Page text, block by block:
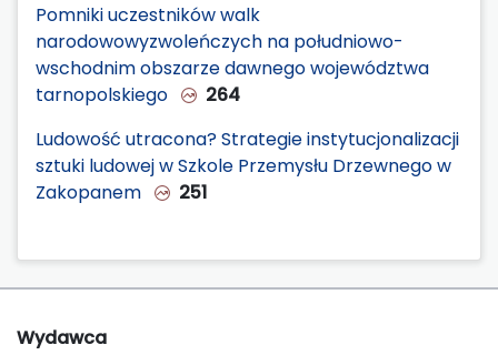
Pomniki uczestników walk
narodowowyzwoleńczych na południowo-
wschodnim obszarze dawnego województwa
tarnopolskiego
264
Ludowość utracona? Strategie instytucjonalizacji
sztuki ludowej w Szkole Przemysłu Drzewnego w
Zakopanem
251
Wydawca